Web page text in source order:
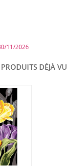
11/2026
PRODUITS DÉJÀ VU